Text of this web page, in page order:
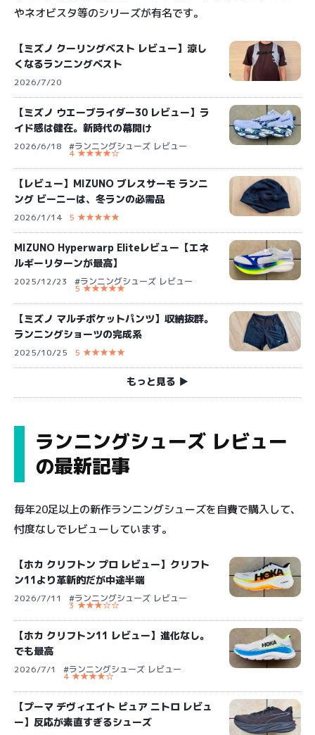
やネオビスタ等のシリーズが有名です。
【ミズノ クーリングベスト レビュー】涼し
くなるランニングベスト
2026/7/20
【ミズノ ウエーブライダー30 レビュー】ラ
イド感は健在。新時代の幕開け
2026/6/18 #ランニングシューズ レビュー
4 ★★★★☆
【レビュー】MIZUNO ブレスサーモ ランニ
ング ビーニーは、冬ランの必需品
2026/1/14 5 ★★★★★
MIZUNO Hyperwarp Eliteレビュー【エネ
ルギーリターンが最高】
2025/12/23 #ランニングシューズ レビュー
5 ★★★★★
【ミズノ マルチポケットパンツ】収納抜群。
ランニングショーツの完成系
2025/10/25 5 ★★★★★
もっと見る ▶︎
ランニングシューズ レビュー
の最新記事
毎年20足以上の新作ランニングシューズを自費で購入して、
忖度なしでレビューしています。
【ホカ クリフトン プロ レビュー】クリフト
ン11より革新的だが中途半端
2026/7/11 #ランニングシューズ レビュー
3 ★★★☆☆
【ホカ クリフトン11 レビュー】進化なし。
でも最高
2026/7/1 #ランニングシューズ レビュー
4 ★★★★☆
【プーマ デヴィエイト ピュア ニトロ レビュ
ー】反応が素直すぎるシューズ